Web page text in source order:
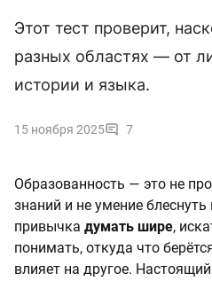
Этот тест проверит,
разных областях — от
истории и языка.
15 ноября 2025 7
Образованность — это не
знаний и не умение
привычка думать шире,
понимать, откуда что
влияет на другое.